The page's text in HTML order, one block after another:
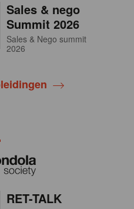
Sales & nego
Summit 2026
Sales & Nego summit
2026
RET-TALK